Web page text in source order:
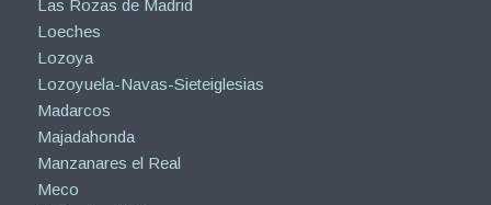
Las Rozas de Madrid
Loeches
Lozoya
Lozoyuela-Navas-Sieteiglesias
Madarcos
Majadahonda
Manzanares el Real
Meco